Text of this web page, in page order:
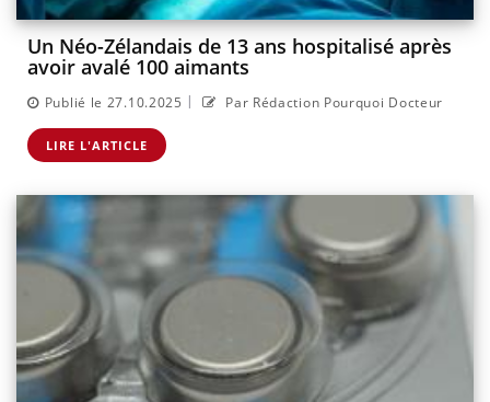
Un Néo-Zélandais de 13 ans hospitalisé après
avoir avalé 100 aimants
Publié le 27.10.2025 | Par Rédaction Pourquoi Docteur
LIRE L'ARTICLE